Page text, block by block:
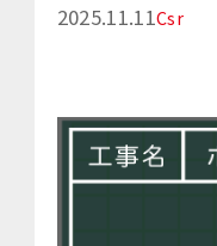
2025.11.11Csr